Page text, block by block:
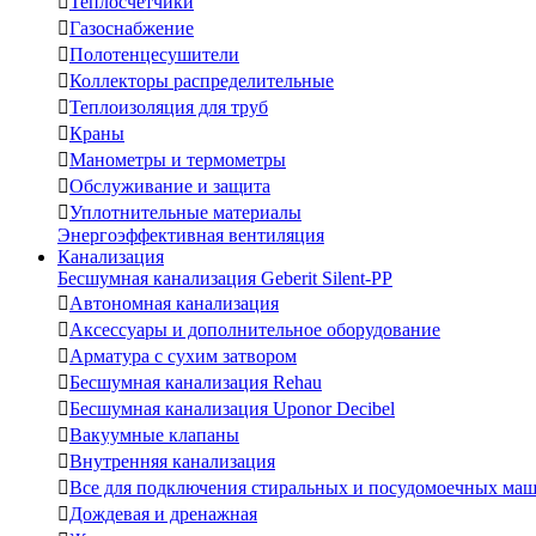
Газоснабжение
Полотенцесушители
Коллекторы распределительные
Теплоизоляция для труб
Краны
Манометры и термометры
Обслуживание и защита
Уплотнительные материалы
Энергоэффективная вентиляция
Канализация
Бесшумная канализация Geberit Silent-PP
Автономная канализация
Аксессуары и дополнительное оборудование
Арматура с сухим затвором
Бесшумная канализация Rehau
Бесшумная канализация Uponor Decibel
Вакуумные клапаны
Внутренняя канализация
Все для подключения стиральных и посудомоечных
Дождевая и дренажная